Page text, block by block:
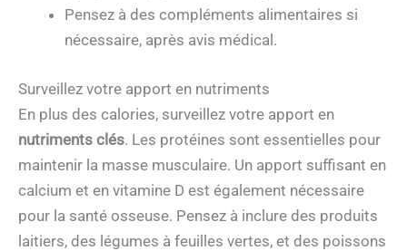
Pensez à des compléments alimentaires si
nécessaire, après avis médical.
Surveillez votre apport en nutriments
En plus des calories, surveillez votre apport en
nutriments clés. Les protéines sont essentielles pour
maintenir la masse musculaire. Un apport suffisant en
calcium et en vitamine D est également nécessaire
pour la santé osseuse. Pensez à inclure des produits
laitiers, des légumes à feuilles vertes, et des poissons